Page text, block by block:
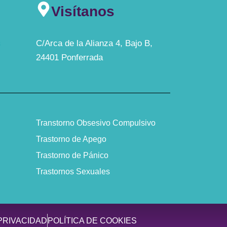
Visítanos
C/Arca de la Alianza 4, Bajo B,
24401 Ponferrada
Transtorno Obsesivo Compulsivo
Trastorno de Apego
Trastorno de Pánico
Trastornos Sexuales
POLÍTICA DE COOKIES